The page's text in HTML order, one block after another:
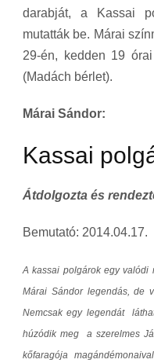
darabját, a Kassai
mutatták be. Márai
29-én, kedden 19
(Madách bérlet).
Márai Sándor:
Kassai
Átdolgozta és
Bemutató: 2014.04.17.
A kassai polgárok egy valódi
Márai Sándor legendás, de
Nemcsak egy legendát
húzódik meg a szerelmes
kőfaragója